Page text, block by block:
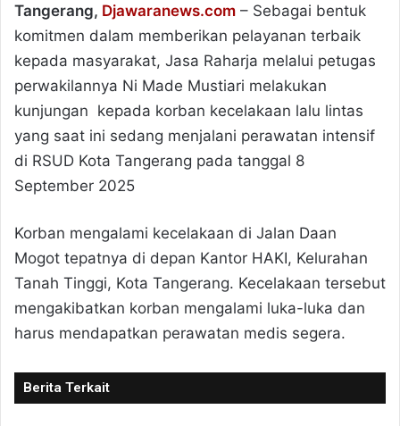
Tangerang, Djawaranews.com – Sebagai bentuk
komitmen dalam memberikan pelayanan terbaik
kepada masyarakat, Jasa Raharja melalui petugas
perwakilannya Ni Made Mustiari melakukan
kunjungan kepada korban kecelakaan lalu lintas
yang saat ini sedang menjalani perawatan intensif
di RSUD Kota Tangerang pada tanggal 8
September 2025
Korban mengalami kecelakaan di Jalan Daan
Mogot tepatnya di depan Kantor HAKI, Kelurahan
Tanah Tinggi, Kota Tangerang. Kecelakaan tersebut
mengakibatkan korban mengalami luka-luka dan
harus mendapatkan perawatan medis segera.
Berita Terkait